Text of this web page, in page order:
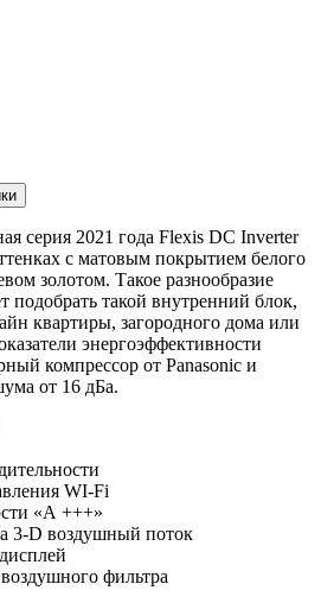
серия 2021 года Flexis DC Inverter
с матовым покрытием белого
золотом. Такое разнообразие
такой внутренний блок,
квартиры, загородного дома или
энергоэффективности
компрессор от Panasonic и
от 16 дБа.
WI-Fi
«А +++»
3-D воздушный поток
фильтра